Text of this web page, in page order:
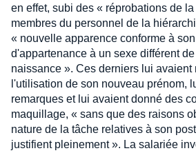
en effet, subi des « réprobations de
membres du personnel de la
« nouvelle apparence conforme à
d'appartenance à un sexe différent
naissance ». Ces derniers lui avaient
l'utilisation de son nouveau prénom,
remarques et lui avaient donné des
maquillage, « sans que des raisons
nature de la tâche relatives à son
justifient pleinement ». La salariée